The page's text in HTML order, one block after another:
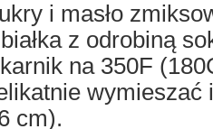
i masło
z odrobiną
na 350F
wymieszać
cm).